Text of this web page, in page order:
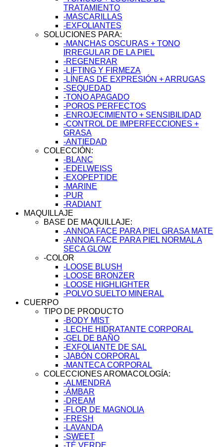
TRATAMIENTO
-MASCARILLAS
-EXFOLIANTES
SOLUCIONES PARA:
-MANCHAS OSCURAS + TONO
IRREGULAR DE LA PIEL
-REGENERAR
-LIFTING Y FIRMEZA
-LÍNEAS DE EXPRESIÓN + ARRUGAS
-SEQUEDAD
-TONO APAGADO
-POROS PERFECTOS
-ENROJECIMIENTO + SENSIBILIDAD
-CONTROL DE IMPERFECCIONES +
GRASA
-ANTIEDAD
COLECCIÓN:
-BLANC
-EDELWEISS
-EXOPEPTIDE
-MARINE
-PUR
-RADIANT
MAQUILLAJE
BASE DE MAQUILLAJE:
-ANNOA FACE PARA PIEL GRASA MATE
-ANNOA FACE PARA PIEL NORMAL A
SECA GLOW
-COLOR
-LOOSE BLUSH
-LOOSE BRONZER
-LOOSE HIGHLIGHTER
-POLVO SUELTO MINERAL
CUERPO
TIPO DE PRODUCTO
-BODY MIST
-LECHE HIDRATANTE CORPORAL
-GEL DE BAÑO
-EXFOLIANTE DE SAL
-JABÓN CORPORAL
-MANTECA CORPORAL
COLECCIONES AROMACOLOGÍA:
-ALMENDRA
-ÁMBAR
-DREAM
-FLOR DE MAGNOLIA
-FRESH
-LAVANDA
-SWEET
-TÉ VERDE